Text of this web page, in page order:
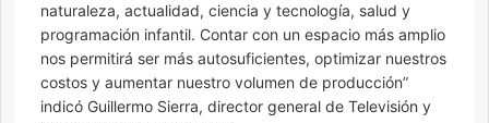
naturaleza, actualidad, ciencia y tecnología, salud y
programación infantil. Contar con un espacio más amplio
nos permitirá ser más autosuficientes, optimizar nuestros
costos y aumentar nuestro volumen de producción”
indicó Guillermo Sierra, director general de Televisión y